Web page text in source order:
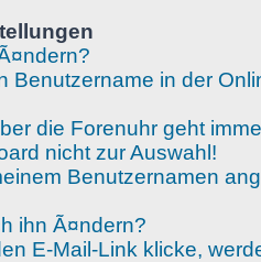
Benutzername in der
die Forenuhr geht
nicht zur Auswahl!
Benutzernamen
ihn Ã¤ndern?
E-Mail-Link klicke,